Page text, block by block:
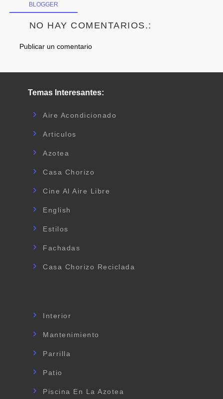
BLOGGER
NO HAY COMENTARIOS.:
Publicar un comentario
Temas Interesantes:
Aire Acondicionado
Articulos
Azotea
Casa Chorizo
Cine Al Aire Libre
English
Estilos
Fachadas
Casa Chorizo Reciclada
Interior
Mantenimiento
Parrilla
Patio
Piscina En La Azotea